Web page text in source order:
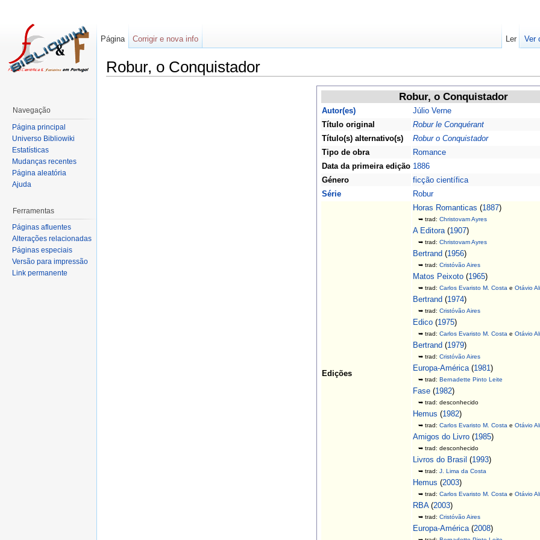
Robur, o Conquistador
Robur, o Conquistador
Autor(es)
Júlio Verne
Título original
Robur le Conquérant
Título(s) alternativo(s)
Robur o Conquistador
Tipo de obra
Romance
Data da primeira edição 1886
Género
ficção científica
Série
Robur
Edições
Horas Romanticas (1887)
➥ trad: Christovam Ayres
A Editora(1907)
➥ trad: Christovam Ayres
Bertrand (1956)
➥ trad: Cristóvão Aires
Matos Peixoto (1965)
➥ trad: Carlos Evaristo M. Costa e Otávio
Bertrand (1974)
➥ trad: Cristóvão Aires
Edico (1975)
➥ trad: Carlos Evaristo M. Costa e Otávio
Bertrand (1979)
➥ trad: Cristóvão Aires
Europa-América(1981)
➥ trad: Bernadette Pinto Leite
Fase (1982)
➥ trad: desconhecido
Hemus (1982)
➥ trad: Carlos Evaristo M. Costa e Otávio
Amigos do Livro (1985)
➥ trad: desconhecido
Livros do Brasil (1993)
➥ trad: J. Lima da Costa
Hemus (2003)
➥ trad: Carlos Evaristo M. Costa e Otávio
RBA(2003)
➥ trad: Cristóvão Aires
Europa-América(2008)
Página Corrigir e nova info Ler Ver
Navegação
Página principal
Universo Bibliowiki
Estatísticas
Mudanças recentes
Página aleatória
Ajuda
Ferramentas
Páginas afluentes
Alterações relacionadas
Páginas especiais
Versão para impressão
Link permanente